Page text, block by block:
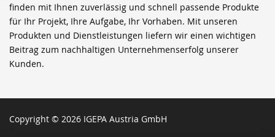
finden mit Ihnen zuverlässig und schnell passende Produkte
für Ihr Projekt, Ihre Aufgabe, Ihr Vorhaben. Mit unseren
Produkten und Dienstleistungen liefern wir einen wichtigen
Beitrag zum nachhaltigen Unternehmenserfolg unserer
Kunden.
Copyright © 2026 IGEPA Austria GmbH